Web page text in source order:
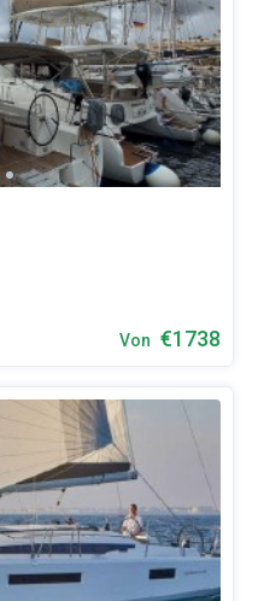
Von €1738